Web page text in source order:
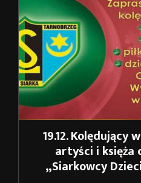
19.12. Kolędujący
artyści i księża
„Siarkowcy